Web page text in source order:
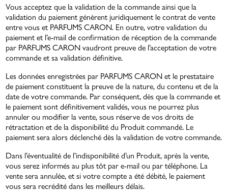
Vous acceptez que la validation de la commande ainsi que la
validation du paiement génèrent juridiquement le contrat de vente
entre vous et PARFUMS CARON. En outre, votre validation du
paiement et l’e-mail de confirmation de réception de la commande
par PARFUMS CARON vaudront preuve de l’acceptation de votre
commande et sa validation définitive.
Les données enregistrées par PARFUMS CARON et le prestataire
de paiement constituent la preuve de la nature, du contenu et de la
date de votre commande. Par conséquent, dès que la commande et
le paiement sont définitivement validés, vous ne pourrez plus
annuler ou modifier la vente, sous réserve de vos droits de
rétractation et de la disponibilité du Produit commandé. Le
paiement sera alors déclenché dès la validation de votre commande.
Dans l’éventualité de l’indisponibilité d’un Produit, après la vente,
vous serez informés au plus tôt par e-mail ou par téléphone. La
vente sera annulée, et si votre compte a été débité, le paiement
vous sera recrédité dans les meilleurs délais.